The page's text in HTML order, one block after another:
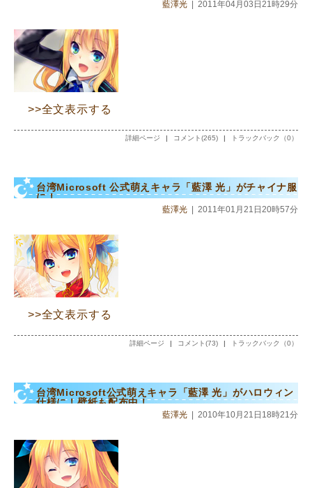
藍澤光 | 2011年04月03日21時29分
>>全文表示する
詳細ページ | コメント(265) | トラックバック（0）
台湾Microsoft 公式萌えキャラ「藍澤 光」がチャイナ服
に！
藍澤光 | 2011年01月21日20時57分
>>全文表示する
詳細ページ | コメント(73) | トラックバック（0）
台湾Microsoft公式萌えキャラ「藍澤 光」がハロウィン
仕様に！壁紙も配布中！
藍澤光 | 2010年10月21日18時21分